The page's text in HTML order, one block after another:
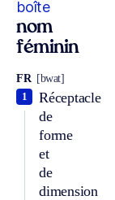
boîte
nom
féminin
FR [bwat]
Réceptacle
de
forme
et
de
dimension
1